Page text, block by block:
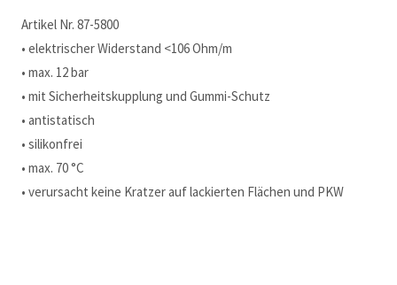
Artikel Nr. 87-5800
• elektrischer Widerstand <106 Ohm/m
• max. 12 bar
• mit Sicherheitskupplung und Gummi-Schutz
• antistatisch
• silikonfrei
• max. 70 °C
• verursacht keine Kratzer auf lackierten Flächen und PKW